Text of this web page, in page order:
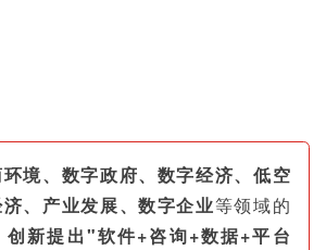
境、数字政府、数字经济、低空
、产业发展、数字企业等领域的
创新提出"软件+咨询+数据+平台